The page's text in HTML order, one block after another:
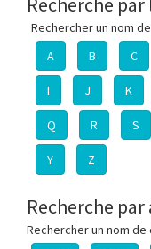
Rechercher un nom
A
B C
I J K
Q R S
Y Z
Recherche par
Rechercher un nom de